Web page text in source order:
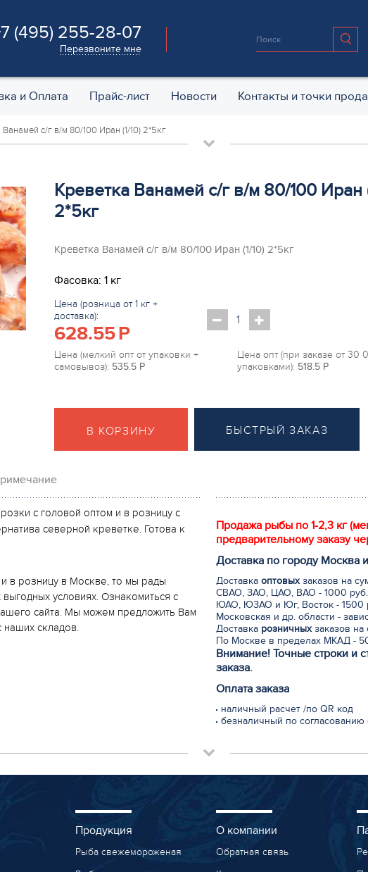
(495) 255-28-07
Перезвоните мне
и Оплата Прайс-лист Новости Контакты и точки
Ванамей с/г в/м 80/100 Иран (1/10) 2*5кг
Креветка Ванамей с/г в/м 80/100 Иран
2*5кг
Креветка Ванамей с/г в/м 80/100 Иран (1/10) 2*5кг
Фасовка: 1 кг
Цена (розница от 1 кг +
доставка):
628.55P
Цена (мелкий опт от упаковки +
самовывоз): 535.5 P
Цена опт (при заказе от 30
упаковками): 518.5 P
В КОРЗИНУ БЫСТРЫЙ ЗАКАЗ
с головой оптом и в розницу с
северной креветке. Готова к
в розницу в Москве, то мы рады
условиях. Ознакомиться с
сайта. Мы можем предложить Вам
наших складов.
Продажа рыбы по 1-2,3 кг
предварительному заказу
Доставка по городу Москва
Доставка оптовыхзаказов на
СВАО, ЗАО, ЦАО, ВАО - 1000 руб.
ЮАО, ЮЗАО и Юг, Восток - 1500
Московская и др. области -
Доставка розничныхзаказов на
По Москве в пределах МКАД -
Внимание! Точные строки и
заказа.
Оплата заказа
наличный расчет /по QR код
безналичный по
Продукция
Рыба свежемороженая
О компании
Обратная связь